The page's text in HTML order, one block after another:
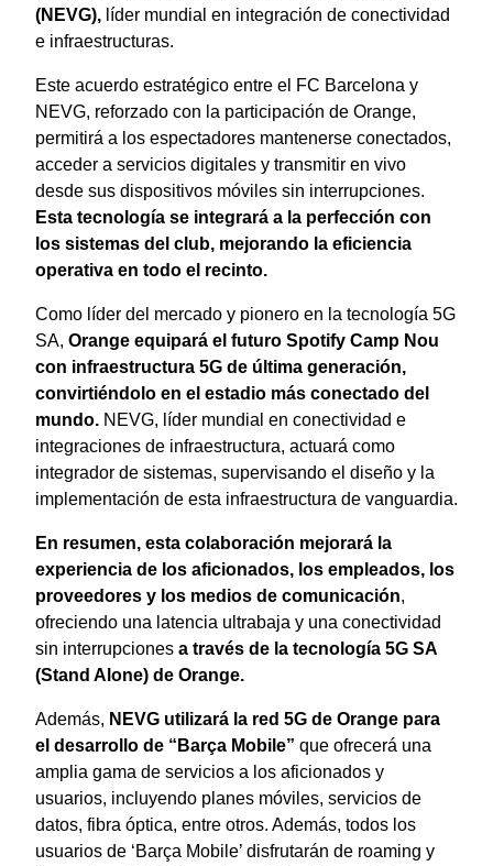
(NEVG), líder mundial en integración de conectividad
e infraestructuras.
Este acuerdo estratégico entre el FC Barcelona y
NEVG, reforzado con la participación de Orange,
permitirá a los espectadores mantenerse conectados,
acceder a servicios digitales y transmitir en vivo
desde sus dispositivos móviles sin interrupciones.
Esta tecnología se integrará a la perfección con
los sistemas del club, mejorando la eficiencia
operativa en todo el recinto.
Como líder del mercado y pionero en la tecnología 5G
SA, Orange equipará el futuro Spotify Camp Nou
con infraestructura 5G de última generación,
convirtiéndolo en el estadio más conectado del
mundo. NEVG, líder mundial en conectividad e
integraciones de infraestructura, actuará como
integrador de sistemas, supervisando el diseño y la
implementación de esta infraestructura de vanguardia.
En resumen, esta colaboración mejorará la
experiencia de los aficionados, los empleados, los
proveedores y los medios de comunicación,
ofreciendo una latencia ultrabaja y una conectividad
sin interrupciones a través de la tecnología 5G SA
(Stand Alone) de Orange.
Además, NEVG utilizará la red 5G de Orange para
el desarrollo de “Barça Mobile” que ofrecerá una
amplia gama de servicios a los aficionados y
usuarios, incluyendo planes móviles, servicios de
datos, fibra óptica, entre otros. Además, todos los
usuarios de ‘Barça Mobile’ disfrutarán de roaming y